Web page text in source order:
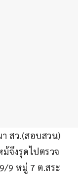
สว.(สอบสวน)
จึงรุดไปตรวจ
9 หมู่ 7 ต.สระ